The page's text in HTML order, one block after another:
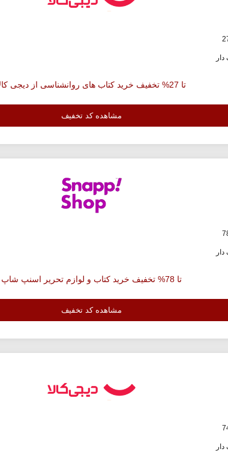
تا 27% تخفیف خرید کتاب های روانشناسی از دیجی کالا
مشاهده کد تخفیف
تا 78% تخفیف خرید کتاب و لوازم تحریر اسنپ شاپ
مشاهده کد تخفیف